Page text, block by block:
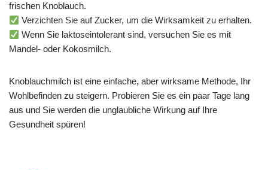
frischen Knoblauch.
Verzichten Sie auf Zucker, um die Wirksamkeit zu erhalten.
Wenn Sie laktoseintolerant sind, versuchen Sie es mit
Mandel- oder Kokosmilch.
Knoblauchmilch ist eine einfache, aber wirksame Methode, Ihr
Wohlbefinden zu steigern. Probieren Sie es ein paar Tage lang
aus und Sie werden die unglaubliche Wirkung auf Ihre
Gesundheit spüren!